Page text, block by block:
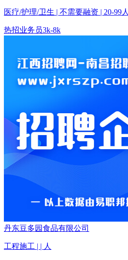
医疗/护理/卫生 | 不需要融资 | 20-99人
热招业务员3k-8k
丹东豆多园食品有限公司
工程施工 | | 人